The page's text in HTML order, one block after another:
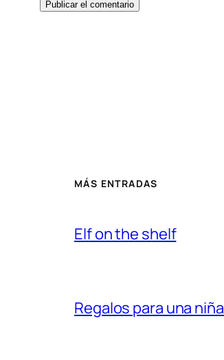
MÁS ENTRADAS
Elf on the shelf
Regalos para una